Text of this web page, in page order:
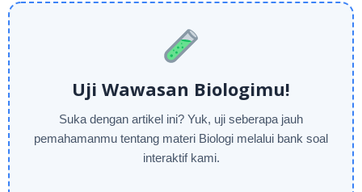
Uji Wawasan Biologimu!
Suka dengan artikel ini? Yuk, uji seberapa jauh
pemahamanmu tentang materi Biologi melalui bank soal
interaktif kami.